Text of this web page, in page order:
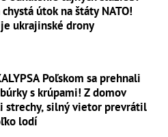
útok na štáty NATO!
ukrajinské drony
Poľskom sa prehnali
s krúpami! Z domov
strechy, silný vietor prevrátil
lodí